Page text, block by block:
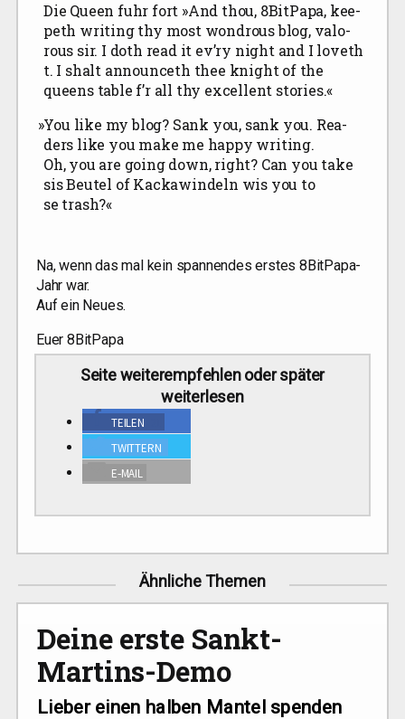
Die Queen fuhr fort »And thou, 8BitPapa, kee­
peth wri­ting thy most wond­rous blog, valo­
rous sir. I doth read it ev’ry night and I love­th
t. I shalt announ­ceth thee knight of the
queens table f’r all thy excel­lent stories.«
»You like my blog? Sank you, sank you. Rea­
ders like you make me hap­py wri­ting.
Oh, you are going down, right? Can you take
sis Beu­tel of Kacka­win­deln wis you to
se trash?«
Na, wenn das mal kein span­nen­des ers­tes 8Bit­Pa­pa-
Jahr war.
Auf ein Neues.
Euer 8BitPapa
Sei­te wei­ter­emp­feh­len oder spä­ter
weiterlesen
TEI­LEN
TWIT­TERN
E‑MAIL
Ähnliche Themen
Deine erste Sankt-
Martins-Demo
Lieber einen halben Mantel spenden